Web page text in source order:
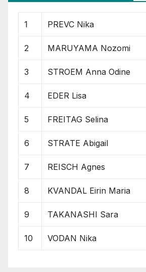
1 PREVC Nika
2 MARUYAMA Nozomi
3 STROEM Anna Odine
4 EDER Lisa
5 FREITAG Selina
6 STRATE Abigail
7 REISCH Agnes
8 KVANDAL Eirin Maria
9 TAKANASHI Sara
10 VODAN Nika